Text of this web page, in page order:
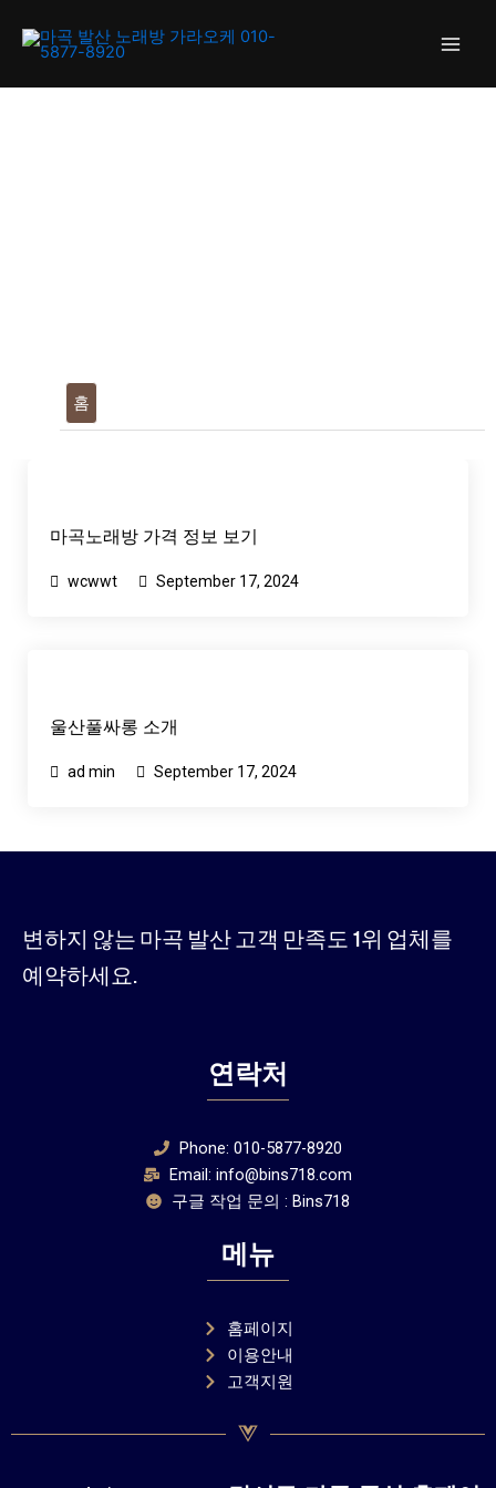
홈
마곡노래방 가격 정보 보기
wcwwt September 17, 2024
울산풀싸롱 소개
ad min September 17, 2024
변하지 않는 마곡 발산 고객 만족도 1위 업체를
예약하세요.
연락처
Phone: 010-5877-8920
Email: info@bins718.com
구글 작업 문의 : Bins718
메뉴
홈페이지
이용안내
고객지원